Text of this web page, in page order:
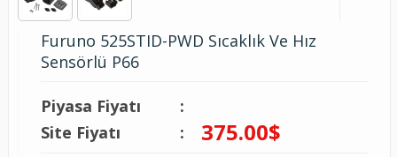
Furuno 525STID-PWD Sıcaklık Ve Hız
Sensörlü P66
Piyasa Fiyatı
:
Site Fiyatı
: 375.00$